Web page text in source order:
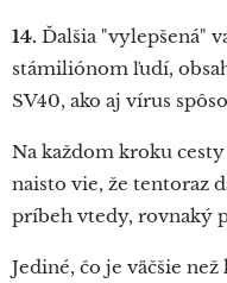
14. Ďalšia "vylepšená"
stámiliónom ľudí,
SV40, ako aj vírus
Na každom kroku
naisto vie, že tentoraz
príbeh vtedy, rovnaký
Jediné, čo je väčšie